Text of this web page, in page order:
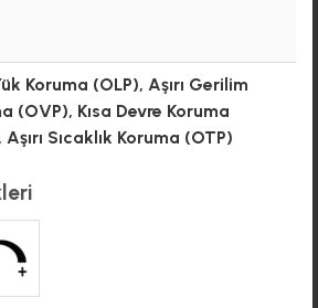
Koruma (OLP), Aşırı Gerilim
(OVP), Kısa Devre Koruma
Aşırı Sıcaklık Koruma (OTP)